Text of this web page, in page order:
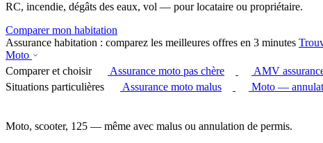
RC, incendie, dégâts des eaux, vol — pour locataire ou propriétaire.
Comparer mon habitation
Assurance habitation : comparez les meilleures offres en 3 minutes
Moto
Comparer et choisir
Assurance moto pas chère
AMV
Situations particulières
Assurance moto malus Moto —
Moto, scooter, 125 — même avec malus ou annulation de permis.